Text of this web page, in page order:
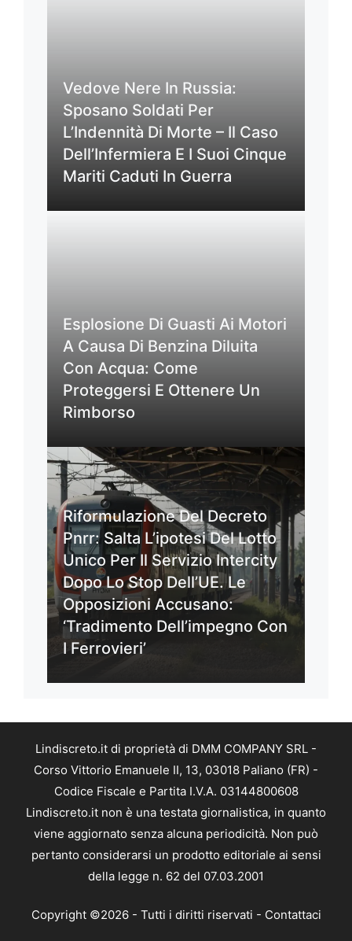
Vedove Nere In Russia:
Sposano Soldati Per
L’Indennità Di Morte – Il Caso
Dell’Infermiera E I Suoi Cinque
Mariti Caduti In Guerra
Esplosione Di Guasti Ai Motori
A Causa Di Benzina Diluita
Con Acqua: Come
Proteggersi E Ottenere Un
Rimborso
Riformulazione Del Decreto
Pnrr: Salta L’ipotesi Del Lotto
Unico Per Il Servizio Intercity
Dopo Lo Stop Dell’UE. Le
Opposizioni Accusano:
‘Tradimento Dell’impegno Con
I Ferrovieri’
Lindiscreto.it di proprietà di DMM COMPANY SRL -
Corso Vittorio Emanuele II, 13, 03018 Paliano (FR) -
Codice Fiscale e Partita I.V.A. 03144800608
Lindiscreto.it non è una testata giornalistica, in quanto
viene aggiornato senza alcuna periodicità. Non può
pertanto considerarsi un prodotto editoriale ai sensi
della legge n. 62 del 07.03.2001
Copyright ©2026 - Tutti i diritti riservati - Contattaci